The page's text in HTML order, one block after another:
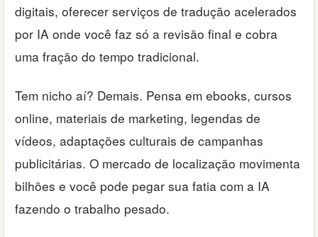
digitais, oferecer serviços de tradução acelerados
por IA onde você faz só a revisão final e cobra
uma fração do tempo tradicional.
Tem nicho aí? Demais. Pensa em ebooks, cursos
online, materiais de marketing, legendas de
vídeos, adaptações culturais de campanhas
publicitárias. O mercado de localização movimenta
bilhões e você pode pegar sua fatia com a IA
fazendo o trabalho pesado.